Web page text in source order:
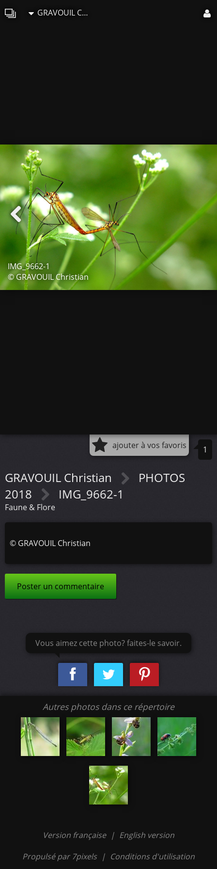
GRAVOUIL Christian
IMG_9662-1
© GRAVOUIL Christian
ajouter à vos favoris 1
GRAVOUIL Christian
PHOTOS
2018
IMG_9662-1
Faune & Flore
© GRAVOUIL Christian
Poster un commentaire
Vous aimez cette photo? faites-le savoir.
Autres photos dans ce répertoire
Version française | English version
Propulsé par 7pixels | Conditions d'utilisation